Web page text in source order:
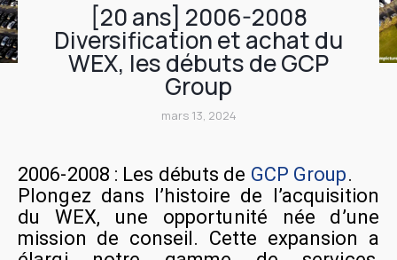
[20 ans] 2006-2008
Diversification et achat du
WEX, les débuts de GCP
Group
mars 13, 2024
2006-2008 : Les débuts de GCP Group.
Plongez dans l’histoire de l’acquisition
du WEX, une opportunité née d’une
mission de conseil. Cette expansion a